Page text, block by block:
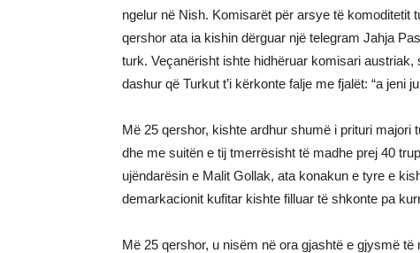
ngelur në Nish. Komisarët për arsye të komoditetit
qershor ata ia kishin dërguar një telegram Jahja
turk. Veçanërisht ishte hidhëruar komisari
dashur që Turkut t’i kërkonte falje me fjalët: “a jeni
Më 25 qershor, kishte ardhur shumë i prituri
dhe me suitën e tij tmerrësisht të madhe prej 40
ujëndarësin e Malit Gollak, ata konakun e tyre e
demarkacionit kufitar kishte filluar të shkonte pa
Më 25 qershor, u nisëm në ora gjashtë e gjysmë